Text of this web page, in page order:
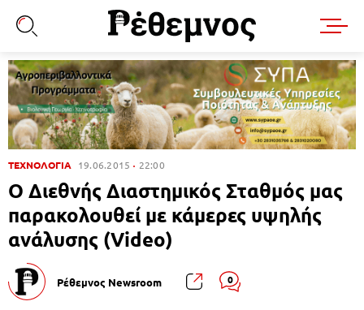
ΤΕΧΝΟΛΟΓΙΑ 19.06.2015 22:00
Ο Διεθνής Διαστημικός Σταθμός μας
παρακολουθεί με κάμερες υψηλής
ανάλυσης (Video)
Ρέθεμνος Newsroom 0